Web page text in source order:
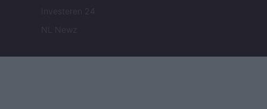
Investeren 24
NL Newz